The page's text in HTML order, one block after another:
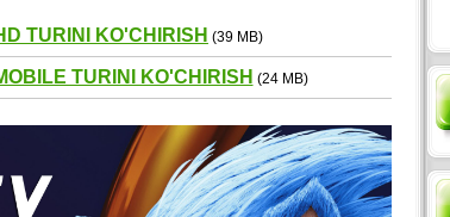
TURINI KO'CHIRISH (39 MB)
TURINI KO'CHIRISH (24 MB)